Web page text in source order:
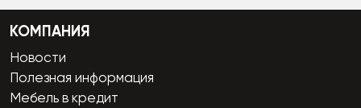
КОМПАНИЯ
Новости
Полезная информация
Мебель в кредит